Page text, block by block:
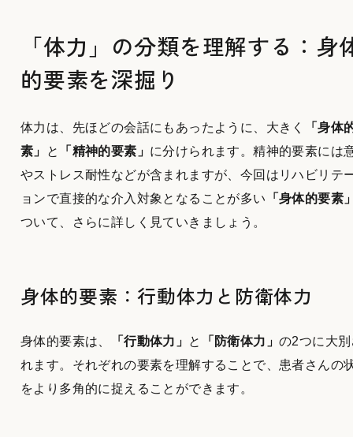
「体力」の分類を理解する：身
的要素を深掘り
体力は、先ほどの会話にもあったように、大きく
「身体
素」
と 「精神的要素」 に分けられます。精神的要素には
やストレス耐性などが含まれますが、今回はリハビリテ
ョンで直接的な介入対象となることが多い 「身体的要素
ついて、さらに詳しく見ていきましょう。
身体的要素：行動体力と防衛体力
身体的要素は、 「行動体力」 と 「防衛体力」 の2つに大
れます。それぞれの要素を理解することで、患者さんの
をより多角的に捉えることができます。